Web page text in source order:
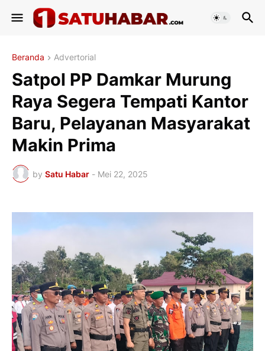
Beranda Advertorial
Satpol PP Damkar Murung
Raya Segera Tempati Kantor
Baru, Pelayanan Masyarakat
Makin Prima
by Satu Habar - Mei 22, 2025